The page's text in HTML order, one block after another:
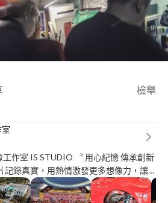
檢舉
記錄真實，用熱情激發更多想像力，讓
播技術、 多機
也與多家行銷公司/商會 配合拍攝廣告、